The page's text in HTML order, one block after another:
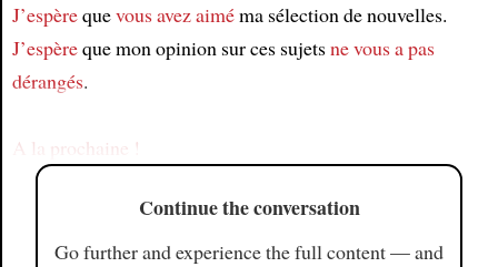
Article
J’espèrequevous avez aiméma sélection de nouvelles.
J’espèreque mon opinion sur ces sujetsne vous a pas
dérangés.
A la prochaine !
Continue the conversation
Go further and experience the full content — and